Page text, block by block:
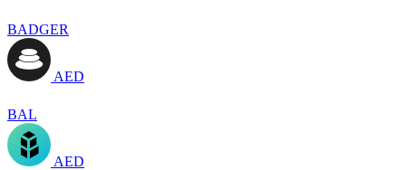
BADGER
AED
BAL
AED